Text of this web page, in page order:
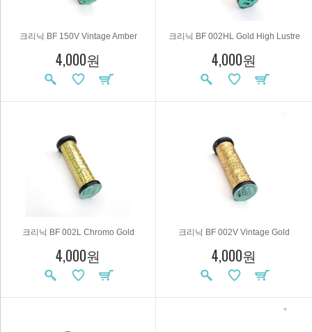
크리닉 BF 150V Vintage Amber
4,000원
크리닉 BF 002HL Gold High Lustre
4,000원
크리닉 BF 002L Chromo Gold
4,000원
크리닉 BF 002V Vintage Gold
4,000원